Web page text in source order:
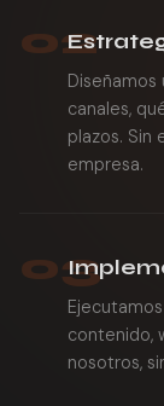
02
canales,
plazos. Sin
empresa.
03
contenido,
nosotros,